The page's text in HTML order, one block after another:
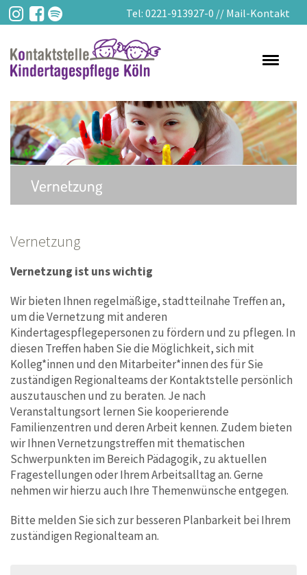
Tel: 0221-913927-0 // Mail-Kontakt
Toggle
Vernetzung
Vernetzung
Vernetzung ist uns wichtig
Wir bieten Ihnen regelmäßige, stadtteilnahe Treffen an,
um die Vernetzung mit anderen
Kindertagespflegepersonen zu fördern und zu pflegen. In
diesen Treffen haben Sie die Möglichkeit, sich mit
Kolleg*innen und den Mitarbeiter*innen des für Sie
zuständigen Regionalteams der Kontaktstelle persönlich
auszutauschen und zu beraten. Je nach
Veranstaltungsort lernen Sie kooperierende
Familienzentren und deren Arbeit kennen. Zudem bieten
wir Ihnen Vernetzungstreffen mit thematischen
Schwerpunkten im Bereich Pädagogik, zu aktuellen
Fragestellungen oder Ihrem Arbeitsalltag an. Gerne
nehmen wir hierzu auch Ihre Themenwünsche entgegen.
Bitte melden Sie sich zur besseren Planbarkeit bei Ihrem
zuständigen Regionalteam an.